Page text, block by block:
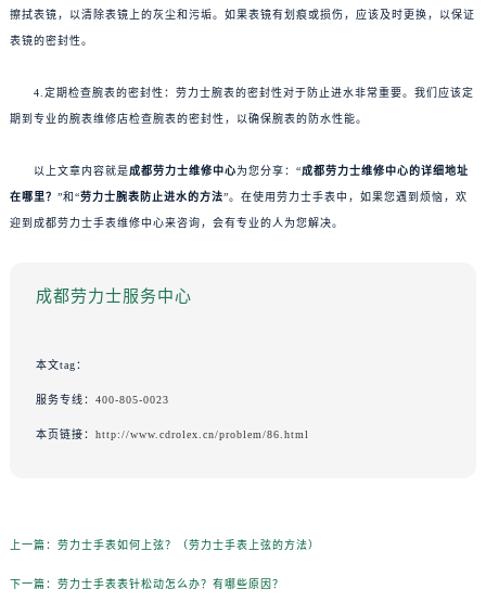
擦拭表镜，以清除表镜上的灰尘和污垢。如果表镜有划痕或损伤，应该及时更换，以保证
表镜的密封性。
4.定期检查腕表的密封性：劳力士腕表的密封性对于防止进水非常重要。我们应该定
期到专业的腕表维修店检查腕表的密封性，以确保腕表的防水性能。
以上文章内容就是成都劳力士维修中心为您分享：“成都劳力士维修中心的详细地址
在哪里？ ”和“劳力士腕表防止进水的方法”。在使用劳力士手表中，如果您遇到烦恼，欢
迎到成都劳力士手表维修中心来咨询，会有专业的人为您解决。
成都劳力士服务中心
本文tag：
服务专线： 400-805-0023
本页链接： http://www.cdrolex.cn/problem/86.html
上一篇： 劳力士手表如何上弦？（劳力士手表上弦的方法）
下一篇： 劳力士手表表针松动怎么办？有哪些原因？